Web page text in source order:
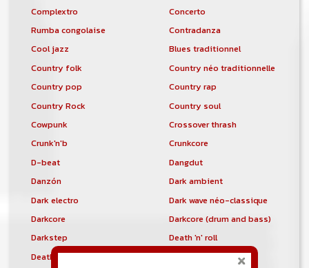
Complextro
Concerto
Rumba congolaise
Contradanza
Cool jazz
Blues traditionnel
Country folk
Country néo traditionnelle
Country pop
Country rap
Country Rock
Country soul
Cowpunk
Crossover thrash
Crunk'n'b
Crunkcore
D-beat
Dangdut
Danzón
Dark ambient
Dark electro
Dark wave néo-classique
Darkcore
Darkcore (drum and bass)
Darkstep
Death 'n' roll
Death-doom
Death industriel